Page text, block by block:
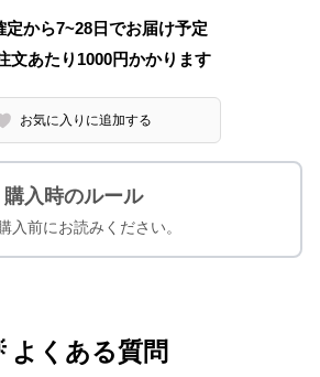
定から7~28日でお届け予定
文あたり 1000円かかります
お気に入りに追加する
購入時のルール
入前にお読みください。
よくある質問